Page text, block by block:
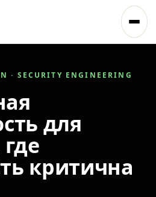
· SECURITY ENGINEERING
для
критична